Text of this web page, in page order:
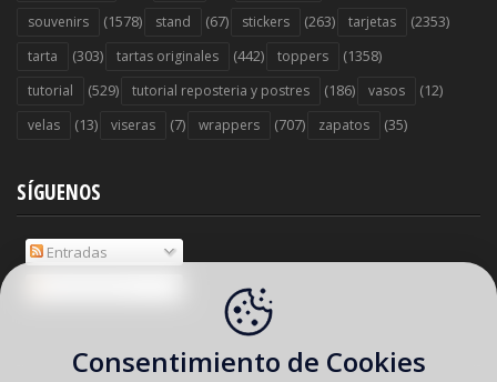
souvenirs (1578) stand (67) stickers (263) tarjetas (2353)
tarta (303) tartas originales (442) toppers (1358)
tutorial (529) tutorial reposteria y postres (186) vasos (12)
velas (13) viseras (7) wrappers (707) zapatos (35)
SÍGUENOS
Entradas
Consentimiento de Cookies